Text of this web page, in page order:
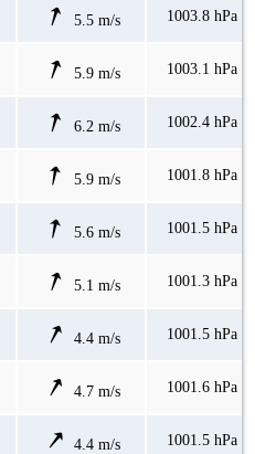
5.5 m/s 1003.8 hPa
5.9 m/s 1003.1 hPa
6.2 m/s 1002.4 hPa
5.9 m/s 1001.8 hPa
5.6 m/s 1001.5 hPa
5.1 m/s 1001.3 hPa
4.4 m/s 1001.5 hPa
4.7 m/s 1001.6 hPa
4.4 m/s 1001.5 hPa